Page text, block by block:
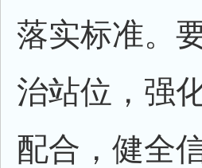
落实标准。
治站位，强
配合，健全